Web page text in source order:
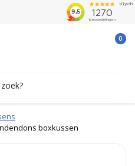
0
boxkussen